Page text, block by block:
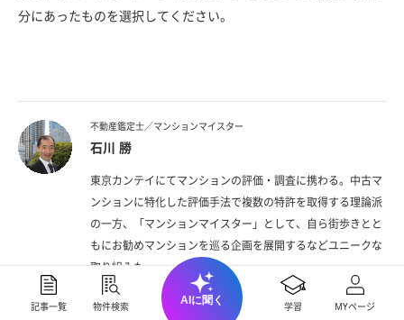
分にあったものを選択してください。
不動産鑑定士／マンションマイスター
石川 勝
東京カンテイにてマンションの評価・調査に携わる。中古マ
ンションに特化した評価手法で複数の特許を取得する理論派
の一方、「マンションマイスター」として、自ら街歩きとと
もにお勧めマンションを巡る企画を展開するなどユニークな
取り組みも。
記事一覧 物件検索 MYページ
学習
AIに聞く